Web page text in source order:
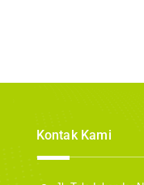
Kontak Kami